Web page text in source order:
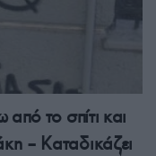
το σπίτι και
– Καταδικάζει